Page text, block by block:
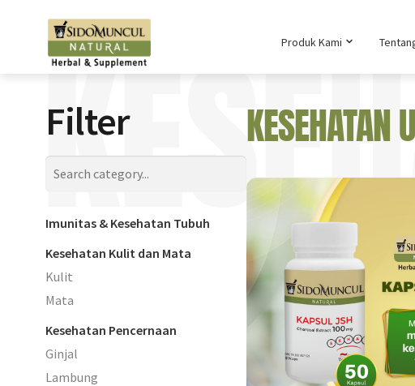
Produk Kami
KESEHATAN
Filter
Imunitas & Kesehatan Tubuh
Kesehatan Kulit dan Mata
Kulit
Mata
Kesehatan Pencernaan
Ginjal
Lambung